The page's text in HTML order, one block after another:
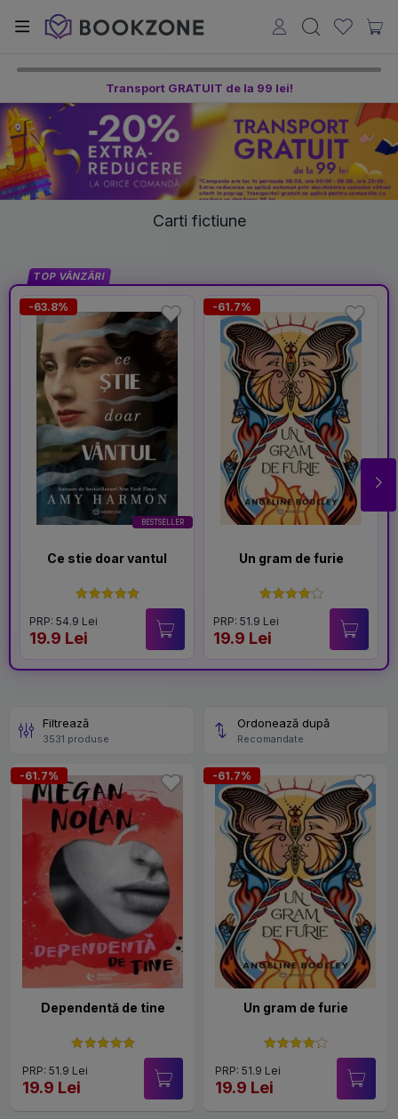
Transport GRATUIT de la 99 lei!
Carti fictiune
TOP VÂNZĂRI
BESTSELLER
-63.8%
Ce stie doar vantul
PRP: 54.9 Lei
19.9 Lei
-61.7%
Un gram de furie
PRP: 51.9 Lei
19.9 Lei
Filtrează
3531 produse
Ordonează după
Recomandate
-61.7%
Dependentă de tine
PRP: 51.9 Lei
19.9 Lei
-61.7%
Un gram de furie
PRP: 51.9 Lei
19.9 Lei